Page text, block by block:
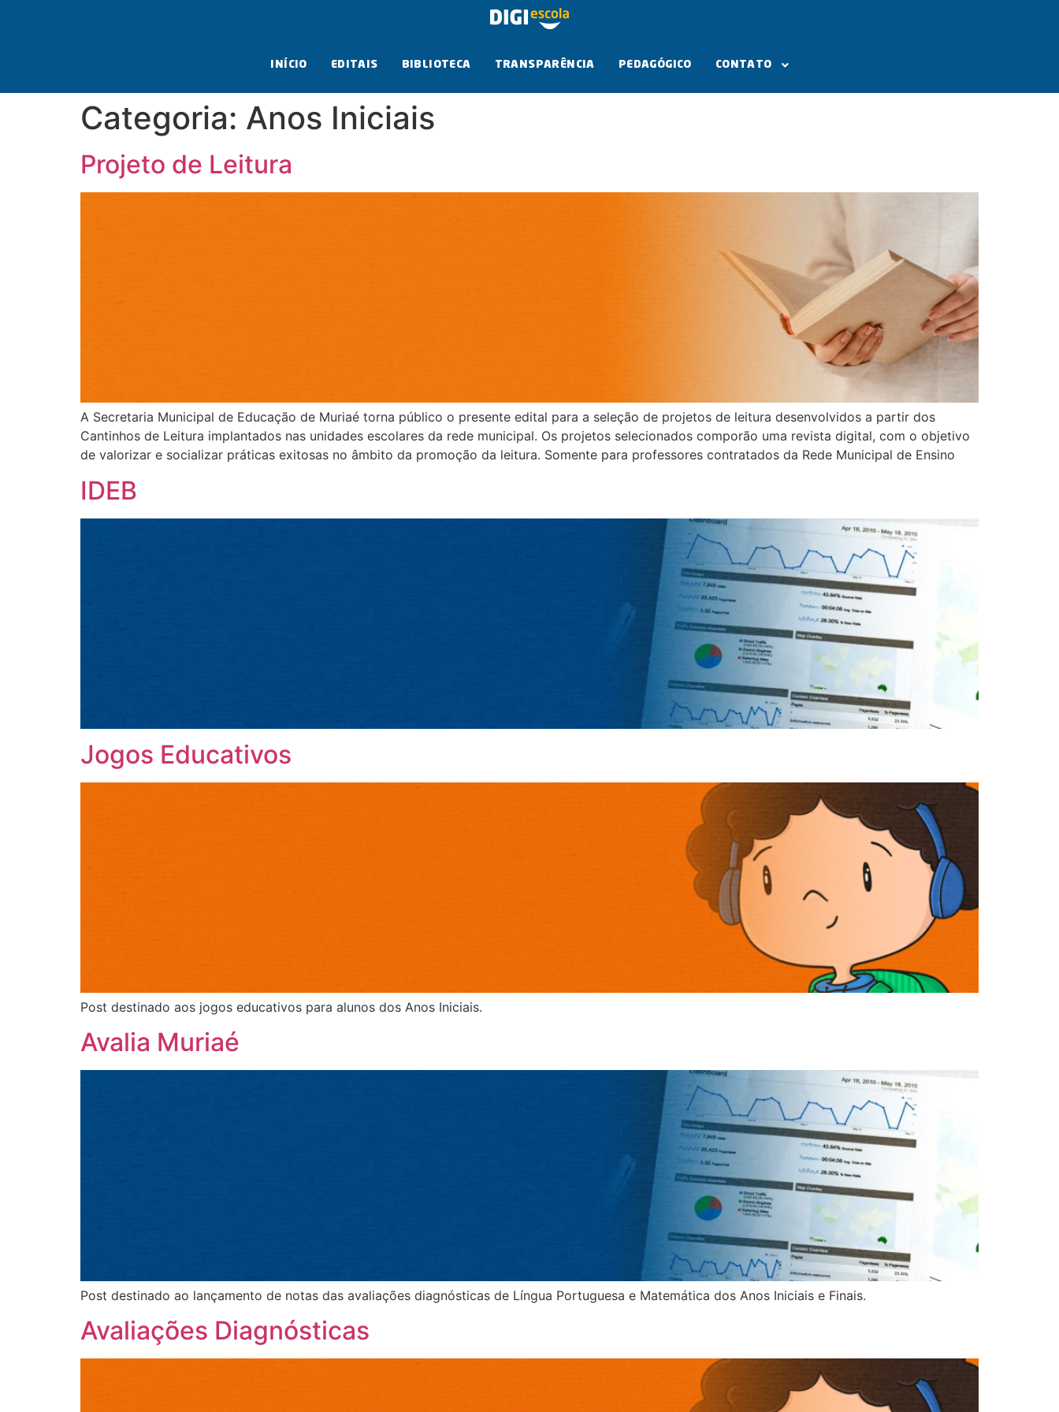
INÍCIO EDITAIS BIBLIOTECA TRANSPARÊNCIA PEDAGÓGICO CONTATO
Categoria: Anos Iniciais
Projeto de Leitura
A Secretaria Municipal de Educação de Muriaé torna público o presente edital para a seleção de projetos de leitura desenvolvidos a partir dos
Cantinhos de Leitura implantados nas unidades escolares da rede municipal. Os projetos selecionados comporão uma revista digital, com o objetivo
de valorizar e socializar práticas exitosas no âmbito da promoção da leitura. Somente para professores contratados da Rede Municipal de Ensino
IDEB
Jogos Educativos
Post destinado aos jogos educativos para alunos dos Anos Iniciais.
Avalia Muriaé
Post destinado ao lançamento de notas das avaliações diagnósticas de Língua Portuguesa e Matemática dos Anos Iniciais e Finais.
Avaliações Diagnósticas